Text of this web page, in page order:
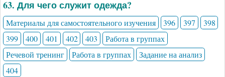
63. Для чего служит одежда?
Материалы для самостоятельного изучения 396 397
398
399
400 401 402 403
Работа в группах
Речевой тренинг
Работа в группах
Задание на анализ
404